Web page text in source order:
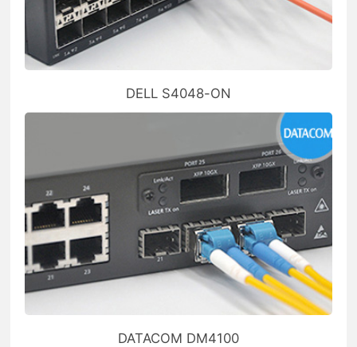
DELL S4048-ON
DATACOM DM4100